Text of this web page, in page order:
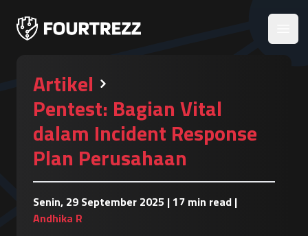
Artikel
Pentest: Bagian Vital
dalam Incident Response
Plan Perusahaan
Senin, 29 September 2025 | 17 min read |
Andhika R